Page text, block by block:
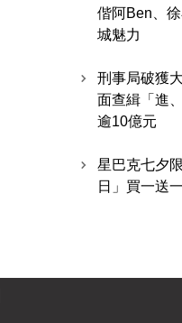
偕阿Ben、
城魅力
刑事局破獲
面查緝「進
逾10億元
星巴克七夕
日」買一送一